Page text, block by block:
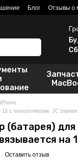
Блог Отзывы о
с контроллером. JC
(батарея) для
на
Оставить отзыв